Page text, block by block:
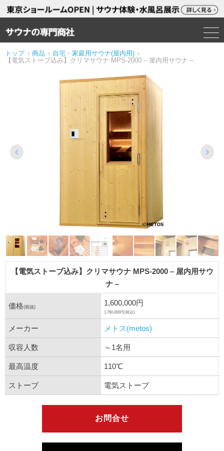
トップ › 商品 › 自宅・家庭用サウナ(屋内用) ›
【電気ストーブ込み】クリマサウナ MPS-2000 – 屋内用サウナ –
【電気ストーブ込み】クリマサウナ MPS-2000 – 屋内用サウ
ナ –
価格(税抜) 1,600,000円
1,760,000円(税込)
メーカー メトス(metos)
収容人数 ～1名用
最高温度 110℃
ストーブ 電気ストーブ
お問合せ